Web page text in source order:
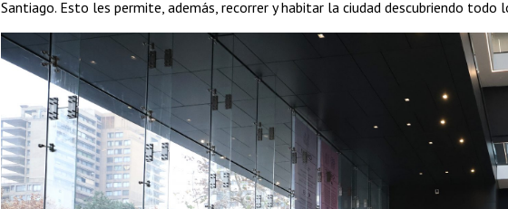
Santiago. Esto les permite, además, recorrer y habitar la ciudad descubriendo todo